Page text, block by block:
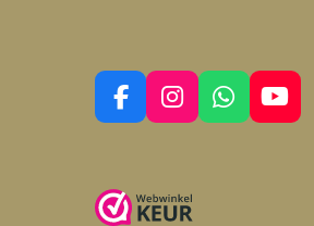
F
a
b
o
I
n
a
g
W
h
Y
o